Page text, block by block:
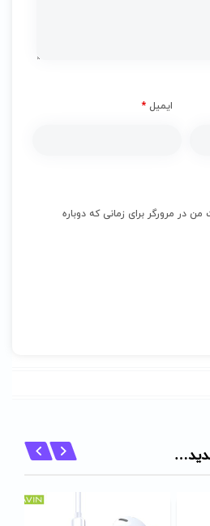
ایمیل *
در مرورگر برای زمانی که دوباره